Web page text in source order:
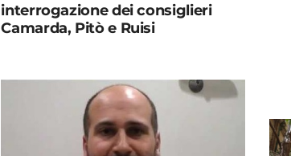
interrogazione dei consiglieri
Camarda, Pitò e Ruisi